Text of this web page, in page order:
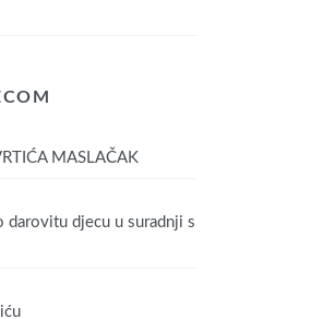
MASLAČAK
darovitu djecu u suradnji s